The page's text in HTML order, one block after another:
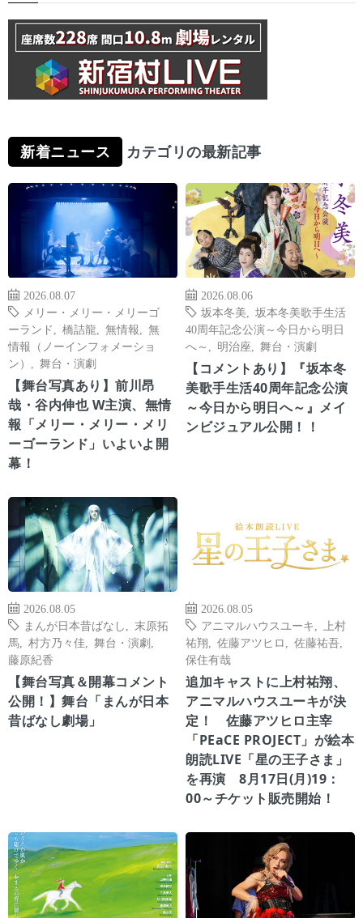
新着ニュース カテゴリの最新記事
2026.08.07
メリー・メリー・メリーゴ
ーランド
橋詰龍 無情報
無
情報（ノーインフォメーショ
ン）
舞台・演劇
【舞台写真あり】前川昂
哉・谷内伸也 W主演、無情
報「メリー・メリー・メリ
ーゴーランド」いよいよ開
幕！
2026.08.06
坂本冬美
坂本冬美歌手生活
40周年記念公演～今日から明日
へ～
明治座 舞台・演劇
【コメントあり】『坂本冬
美歌手生活40周年記念公演
～今日から明日へ～』メイ
ンビジュアル公開！！
2026.08.05
まんが日本昔ばなし
末原拓
馬
村方乃々佳 舞台・演劇
藤原紀香
【舞台写真＆開幕コメント
公開！】舞台「まんが日本
昔ばなし劇場」
2026.08.05
アニマルハウスユーキ
上村
祐翔
佐藤アツヒロ 佐藤祐吾
保住有哉
追加キャストに上村祐翔、
アニマルハウスユーキが決
定！ 佐藤アツヒロ主宰
「PEaCE PROJECT」が絵本
朗読LIVE「星の王子さま」
を再演 8月17日(月)19：
00～チケット販売開始！